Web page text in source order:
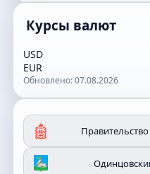
Курсы валют
USD
EUR
Обновлено: 07.08.2026